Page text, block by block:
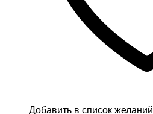
Добавить в список желаний